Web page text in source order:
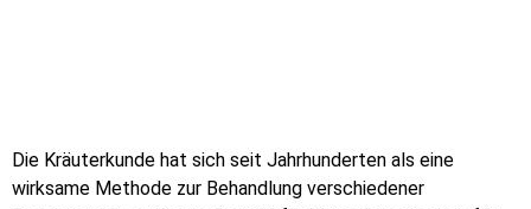
Die Kräuterkunde hat sich seit Jahrhunderten als eine
wirksame Methode zur Behandlung verschiedener